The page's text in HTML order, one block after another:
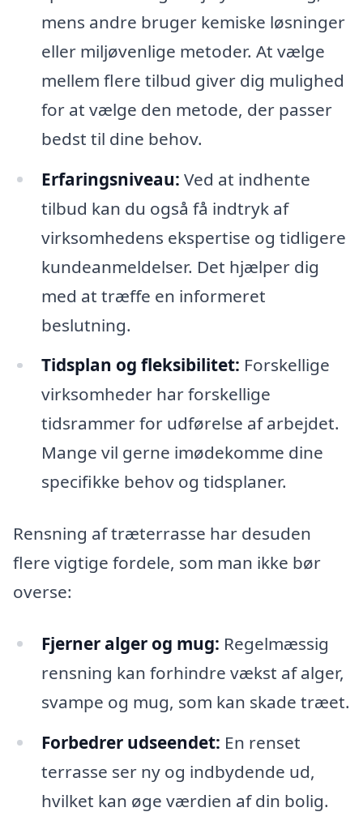
mens andre bruger kemiske løsninger
eller miljøvenlige metoder. At vælge
mellem flere tilbud giver dig mulighed
for at vælge den metode, der passer
bedst til dine behov.
Erfaringsniveau: Ved at indhente
tilbud kan du også få indtryk af
virksomhedens ekspertise og tidligere
kundeanmeldelser. Det hjælper dig
med at træffe en informeret
beslutning.
Tidsplan og fleksibilitet: Forskellige
virksomheder har forskellige
tidsrammer for udførelse af arbejdet.
Mange vil gerne imødekomme dine
specifikke behov og tidsplaner.
Rensning af træterrasse har desuden
flere vigtige fordele, som man ikke bør
overse:
Fjerner alger og mug: Regelmæssig
rensning kan forhindre vækst af alger,
svampe og mug, som kan skade træet.
Forbedrer udseendet: En renset
terrasse ser ny og indbydende ud,
hvilket kan øge værdien af din bolig.